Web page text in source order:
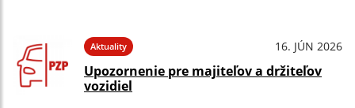
Aktuality 16. JÚN 2026
Upozornenie pre majiteľov a držiteľov
vozidiel